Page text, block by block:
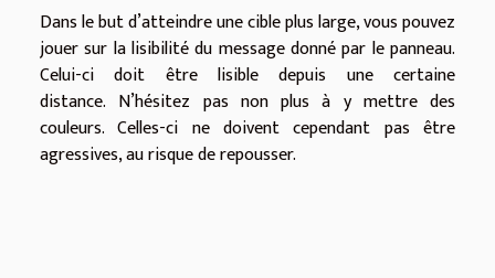
Dans le but d’atteindre une cible plus large, vous pouvez
jouer sur la lisibilité du message donné par le panneau.
Celui-ci doit être lisible depuis une certaine
distance. N’hésitez pas non plus à y mettre des
couleurs. Celles-ci ne doivent cependant pas être
agressives, au risque de repousser.